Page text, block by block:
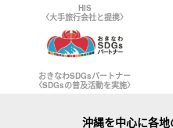
HIS
〈大手旅行会社と提携〉
おきなわSDGsパートナー
〈SDGsの普及活動を実施〉
沖縄を中心に各